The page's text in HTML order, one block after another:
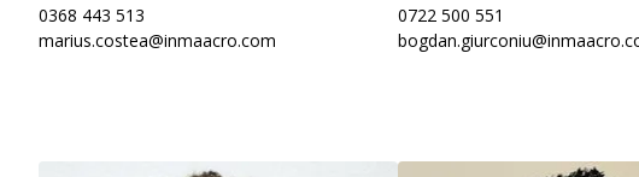
0368 443 513
marius.costea@inmaacro.com
0722 500 551